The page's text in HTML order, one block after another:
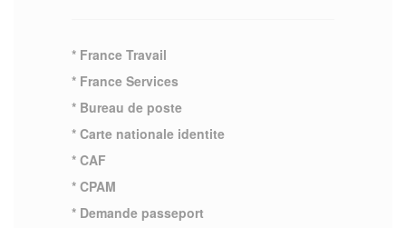
* France Travail
* France Services
* Bureau de poste
* Carte nationale identite
* CAF
* CPAM
* Demande passeport